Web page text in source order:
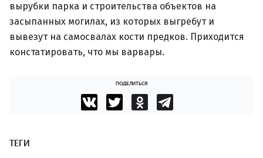
вырубки парка и строительства объектов на
засыпанных могилах, из которых выгребут и
вывезут на самосвалах кости предков. Приходится
констатировать, что мы варвары.
ПОДЕЛИТЬСЯ
ТЕГИ